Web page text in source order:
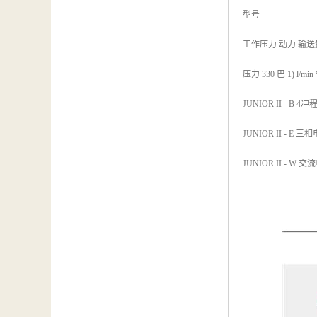
型号
工作压力 动力 输
压力 330 巴 1) l/
JUNIOR II - B 4冲程
JUNIOR II - E 三相
JUNIOR II - W 交流